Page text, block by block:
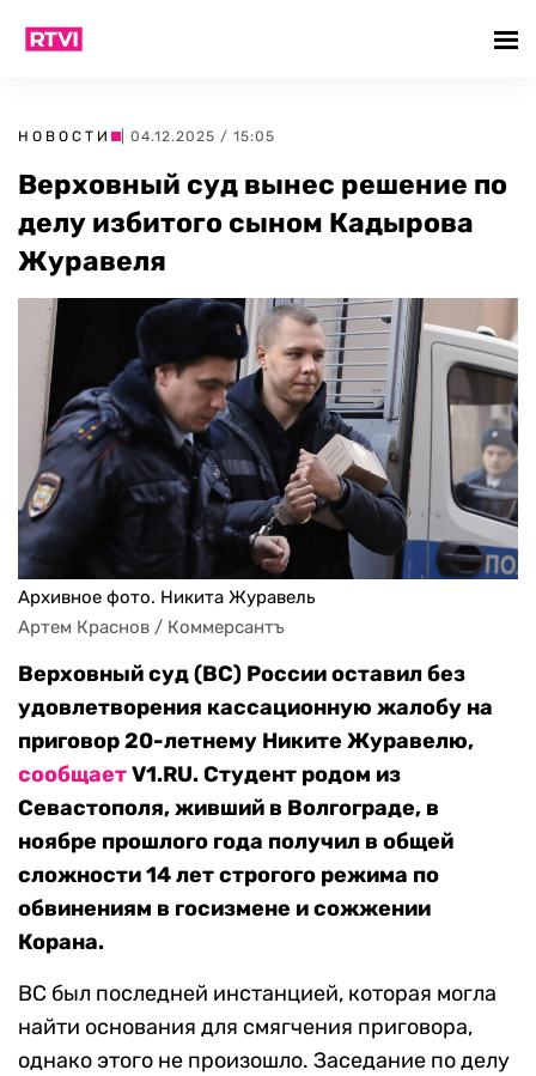
НОВОСТИ | 04.12.2025 / 15:05
Верховный суд вынес решение по
делу избитого сыном Кадырова
Журавеля
Архивное фото. Никита Журавель
Артем Краснов / Коммерсантъ
Верховный суд (ВС) России оставил без
удовлетворения кассационную жалобу на
приговор 20-летнему Никите Журавелю,
сообщаетV1.RU. Студент родом из
Севастополя, живший в Волгограде, в
ноябре прошлого года получил в общей
сложности 14 лет строгого режима по
обвинениям в госизмене и сожжении
Корана.
ВС был последней инстанцией, которая могла
найти основания для смягчения приговора,
однако этого не произошло. Заседание по делу